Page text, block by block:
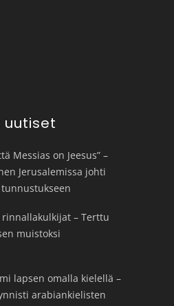
Messias on Jeesus” –
Jerusalemissa johti
rinnallakulkijat – Terttu
muistoksi
lapsen omalla kielellä –
arabiankielisten